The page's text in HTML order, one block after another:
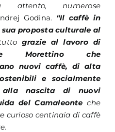
numerose
Godina. “Il caffè in
proposta culturale al
grazie al lavoro di
Morettino che
nuovi caffè, di alta
e socialmente
alla nascita di nuovi
del Camaleonteche
curioso centinaia di caffè